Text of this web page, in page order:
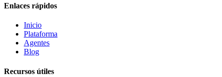
Enlaces rápidos
Inicio
Plataforma
Agentes
Blog
Recursos útiles